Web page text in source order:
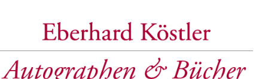
Navigation